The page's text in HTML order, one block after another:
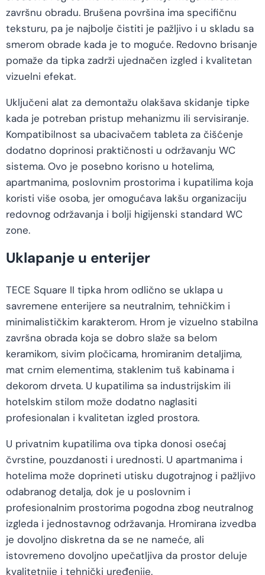
završnu obradu. Brušena površina ima specifičnu
teksturu, pa je najbolje čistiti je pažljivo i u skladu sa
smerom obrade kada je to moguće. Redovno brisanje
pomaže da tipka zadrži ujednačen izgled i kvalitetan
vizuelni efekat.
Uključeni alat za demontažu olakšava skidanje tipke
kada je potreban pristup mehanizmu ili servisiranje.
Kompatibilnost sa ubacivačem tableta za čišćenje
dodatno doprinosi praktičnosti u održavanju WC
sistema. Ovo je posebno korisno u hotelima,
apartmanima, poslovnim prostorima i kupatilima koja
koristi više osoba, jer omogućava lakšu organizaciju
redovnog održavanja i bolji higijenski standard WC
zone.
Uklapanje u enterijer
TECE Square II tipka hrom odlično se uklapa u
savremene enterijere sa neutralnim, tehničkim i
minimalističkim karakterom. Hrom je vizuelno stabilna
završna obrada koja se dobro slaže sa belom
keramikom, sivim pločicama, hromiranim detaljima,
mat crnim elementima, staklenim tuš kabinama i
dekorom drveta. U kupatilima sa industrijskim ili
hotelskim stilom može dodatno naglasiti
profesionalan i kvalitetan izgled prostora.
U privatnim kupatilima ova tipka donosi osećaj
čvrstine, pouzdanosti i urednosti. U apartmanima i
hotelima može doprineti utisku dugotrajnog i pažljivo
odabranog detalja, dok je u poslovnim i
profesionalnim prostorima pogodna zbog neutralnog
izgleda i jednostavnog održavanja. Hromirana izvedba
je dovoljno diskretna da se ne nameće, ali
istovremeno dovoljno upečatljiva da prostor deluje
kvalitetnije i tehnički uređenije.